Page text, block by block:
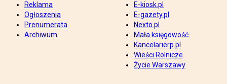
Reklama
Ogłoszenia
Prenumerata
Archiwum
E-kiosk.pl
E-gazety.pl
Nexto.pl
Mała księgowość
Kancelarierp.pl
Wieści Rolnicze
Życie Warszawy